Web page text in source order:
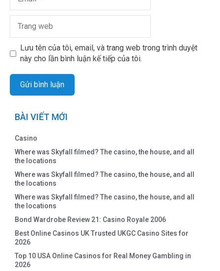
Lưu tên của tôi, email, và trang web trong trình duyệt
này cho lần bình luận kế tiếp của tôi.
BÀI VIẾT MỚI
Casino
Where was Skyfall filmed? The casino, the house, and all
the locations
Where was Skyfall filmed? The casino, the house, and all
the locations
Where was Skyfall filmed? The casino, the house, and all
the locations
Bond Wardrobe Review 21: Casino Royale 2006
Best Online Casinos UK Trusted UKGC Casino Sites for
2026
Top 10 USA Online Casinos for Real Money Gambling in
2026